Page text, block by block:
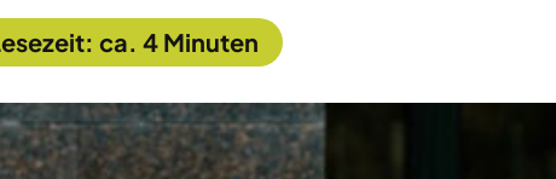
ca. 4 Minuten